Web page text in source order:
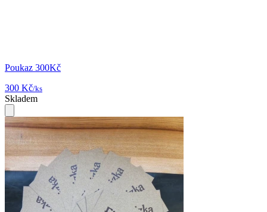
Poukaz 300Kč
300 Kč/ks
Skladem